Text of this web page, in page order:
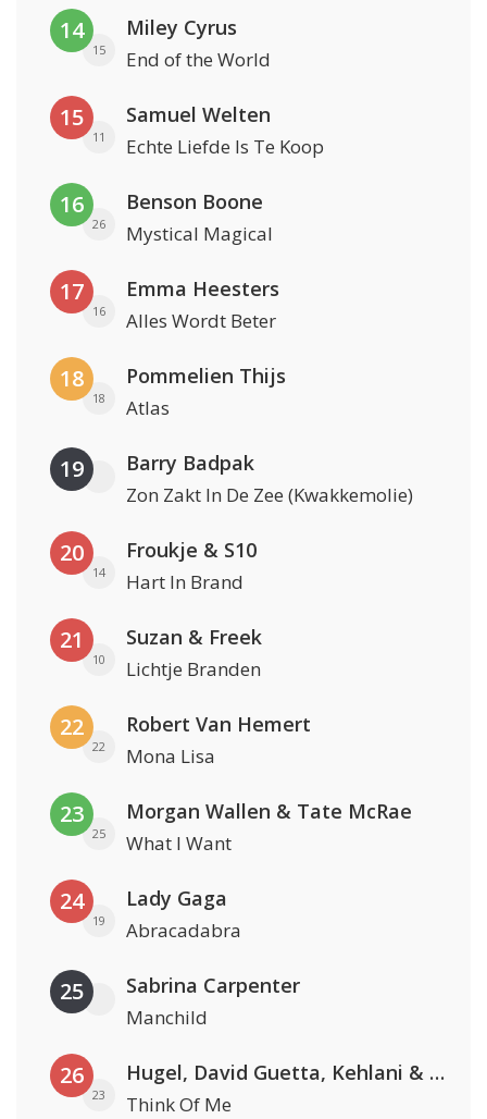
14
15
Miley Cyrus
End of the World
15
11
Samuel Welten
Echte Liefde Is Te Koop
16
26
Benson Boone
Mystical Magical
17
16
Emma Heesters
Alles Wordt Beter
18
18
Pommelien Thijs
Atlas
19 Barry Badpak
Zon Zakt In De Zee (Kwakkemolie)
20
14
Froukje & S10
Hart In Brand
21
10
Suzan & Freek
Lichtje Branden
22
22
Robert Van Hemert
Mona Lisa
23
25
Morgan Wallen & Tate McRae
What I Want
24
19
Lady Gaga
Abracadabra
25 Sabrina Carpenter
Manchild
26
23
Hugel, David Guetta, Kehlani & Daecolm
Think Of Me